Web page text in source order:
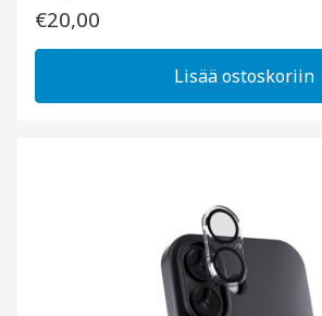
€20,00
Lisää ostoskoriin